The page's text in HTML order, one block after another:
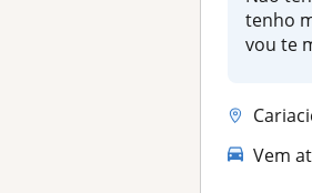
tenho
vou te
Vem